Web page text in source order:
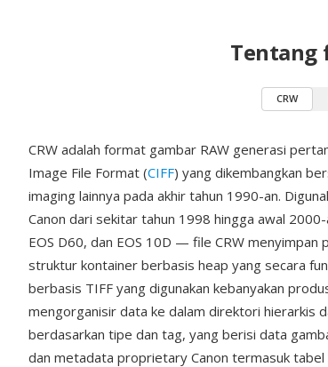
Tentang
CRW
CRW adalah format gambar RAW generasi
Image File Format (CIFF) yang dikembangkan
imaging lainnya pada akhir tahun 1990-an.
Canon dari sekitar tahun 1998 hingga awal
EOS D60, dan EOS 10D — file CRW
struktur kontainer berbasis heap yang secara
berbasis TIFF yang digunakan kebanyakan
mengorganisir data ke dalam direktori hierarkis
berdasarkan tipe dan tag, yang berisi data
dan metadata proprietary Canon termasuk